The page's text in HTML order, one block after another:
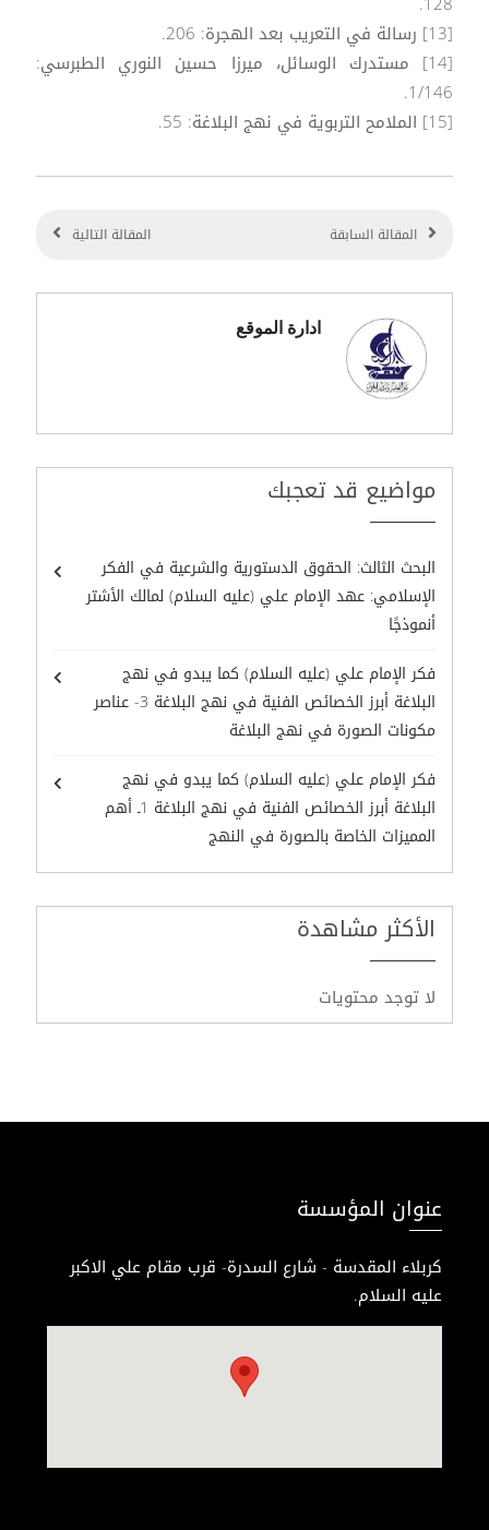
[13] رسالة في التعريب بعد الهجرة: 206.
[14] مستدرك الوسائل، ميرزا حسين النوري الطبرسي:
1/146.
[15] الملامح التربوية في نهج البلاغة: 55.
المقالة السابقة المقالة التالية
ادارة الموقع
مواضيع قد تعجبك
البحث الثالث: الحقوق الدستورية والشرعية في الفكر
الإسلامي: عهد الإمام علي (عليه السلام) لمالك الأشتر
أنموذجًا
فكر الإمام علي (عليه السلام) كما يبدو في نهج
البلاغة أبرز الخصائص الفنية في نهج البلاغة 3- عناصر
مكونات الصورة في نهج البلاغة
فكر الإمام علي (عليه السلام) كما يبدو في نهج
البلاغة أبرز الخصائص الفنية في نهج البلاغة 1ـ أهم
المميزات الخاصة بالصورة في النهج
الأكثر مشاهدة
لا توجد محتويات
عنوان المؤسسة
كربلاء المقدسة - شارع السدرة- قرب مقام علي الاكبر
عليه السلام.